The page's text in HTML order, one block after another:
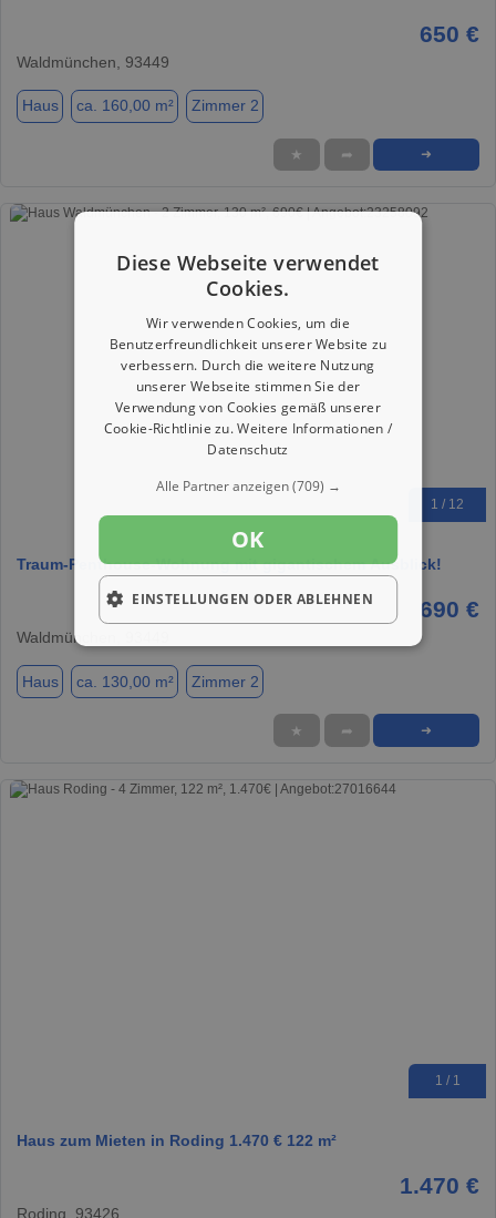
650 €
Waldmünchen, 93449
Haus ca. 160,00 m² Zimmer 2
★ ➦ ➜
1 / 12
Traum-Penthouse-Wohnung mit gigantischem Ausblick!
690 €
Waldmünchen, 93449
Haus ca. 130,00 m² Zimmer 2
★ ➦ ➜
1 / 1
Haus zum Mieten in Roding 1.470 € 122 m²
1.470 €
Roding, 93426
Diese Webseite verwendet
Cookies.
Wir verwenden Cookies, um die
Benutzerfreundlichkeit unserer Website zu
verbessern. Durch die weitere Nutzung
unserer Webseite stimmen Sie der
Verwendung von Cookies gemäß unserer
Cookie-Richtlinie zu.Weitere Informationen /
Datenschutz
Alle Partner anzeigen(709) →
OK
EINSTELLUNGEN ODER ABLEHNEN